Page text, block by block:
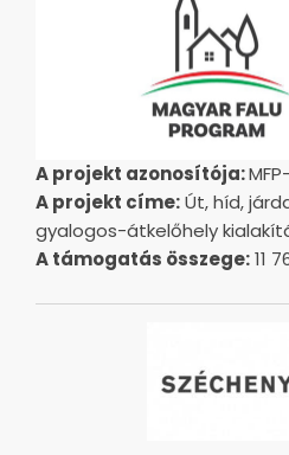
A projekt azonosítója:
A projekt címe:Út, híd,
gyalogos-átkelőhely
A támogatás összege:11